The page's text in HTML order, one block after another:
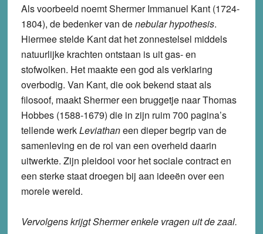
Als voorbeeld noemt Shermer Immanuel Kant (1724-
1804), de bedenker van denebular hypothesis.
Hiermee stelde Kant dat het zonnestelsel middels
natuurlijke krachten ontstaan is uit gas- en
stofwolken. Het maakte een god als verklaring
overbodig. Van Kant, die ook bekend staat als
filosoof, maakt Shermer een bruggetje naar Thomas
Hobbes (1588-1679) die in zijn ruim 700 pagina’s
tellende werkLeviathaneen dieper begrip van de
samenleving en de rol van een overheid daarin
uitwerkte. Zijn pleidooi voor het sociale contract en
een sterke staat droegen bij aan ideeën over een
morele wereld.
Vervolgens krijgt Shermer enkele vragen uit de zaal.